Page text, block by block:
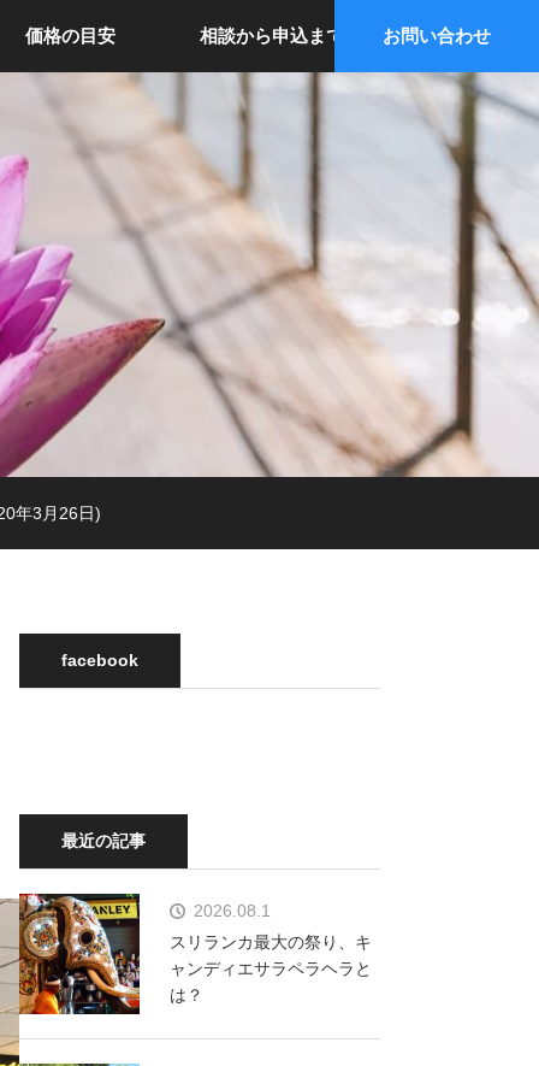
価格の目安 相談から申込まで お問い合わせ
年3月26日)
facebook
最近の記事
2026.08.1
スリランカ最大の祭り、キ
ャンディエサラペラヘラと
は？